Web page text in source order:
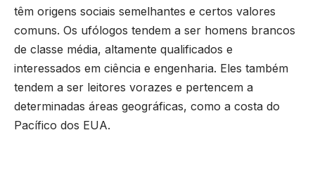
têm origens sociais semelhantes e certos valores
comuns. Os ufólogos tendem a ser homens brancos
de classe média, altamente qualificados e
interessados em ciência e engenharia. Eles também
tendem a ser leitores vorazes e pertencem a
determinadas áreas geográficas, como a costa do
Pacífico dos EUA.